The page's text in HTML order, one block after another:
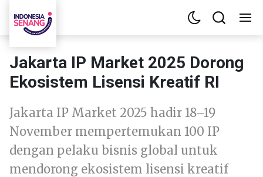
Jakarta IP Market 2025 Dorong
Ekosistem Lisensi Kreatif RI
Jakarta IP Market 2025 hadir 18–19
November mempertemukan 100 IP
dengan pelaku bisnis global untuk
mendorong ekosistem lisensi kreatif